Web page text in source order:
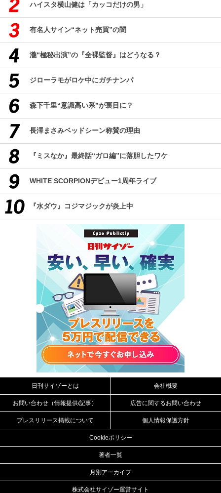
ハイスタ横山健は「カッコだけの男」
有名人サイン“ネット売買”の闇
瀧“極秘出演”の『全裸監督』はどうなる？
ジローラモがロケ中にガチナンパ
森下千里“意識高い系”が裏目に？
長澤まさみベッドシーン称賛の理由
『ミスなか』最終話“ガロ編”に落胆したワケ
WHITE SCORPIONデビュー1周年ライブ
『水ダウ』コジマジックが炎上中
日刊サイゾーとは 会社概要
お問い合わせ（情報提供/記事） 広告に関するお問い合わせ
プレスリリース掲載について 個人情報保護方針
Cookieポリシー
著者一覧
月別アーカイブ
株式会社サイゾー運営サイト